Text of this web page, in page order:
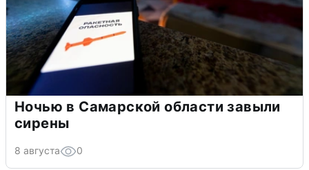
Ночью в Самарской области завыли
сирены
8 августа 0